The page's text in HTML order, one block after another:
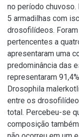
no período
5 armadilhas com
drosofilídeos.
pertencentes a
apresentaram uma
predominância das
representaram
Drosophila
entre os
total. Percebeu-se
composição